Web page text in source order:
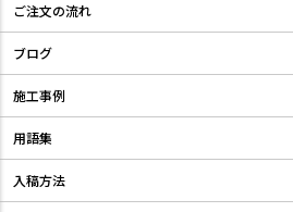
ご注文の流れ
ブログ
施工事例
用語集
入稿方法